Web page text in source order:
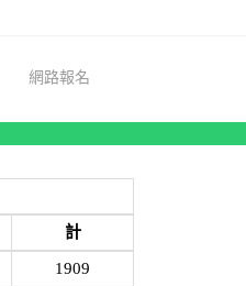
網路報名
計
1909